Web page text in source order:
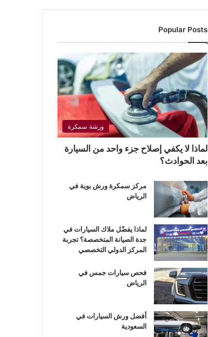
Popular Posts
ورشة سمكرة
لماذا لا يكفي إصلاح جزء واحد من السيارة
بعد الحوادث؟
مركز سمكرة ورش بوية في
الرياض
لماذا يفضّل ملاك السيارات في
جدة الصيانة المتخصصة؟ تجربة
المركز الدولي التخصصي
فحص سيارات جمس في
الرياض
أفضل ورش السيارات في
السعودية